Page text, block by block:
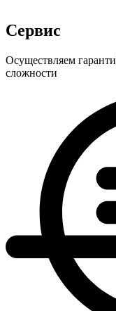
Сервис
Осуществляем
сложности